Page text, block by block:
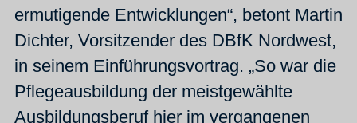
ermutigende Entwicklungen“, betont Martin
Dichter, Vorsitzender des DBfK Nordwest,
in seinem Einführungsvortrag. „So war die
Pflegeausbildung der meistgewählte
Ausbildungsberuf hier im vergangenen